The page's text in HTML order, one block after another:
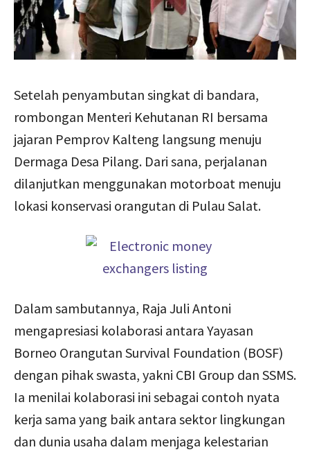
Setelah penyambutan singkat di bandara,
rombongan Menteri Kehutanan RI bersama
jajaran Pemprov Kalteng langsung menuju
Dermaga Desa Pilang. Dari sana, perjalanan
dilanjutkan menggunakan motorboat menuju
lokasi konservasi orangutan di Pulau Salat.
Dalam sambutannya, Raja Juli Antoni
mengapresiasi kolaborasi antara Yayasan
Borneo Orangutan Survival Foundation (BOSF)
dengan pihak swasta, yakni CBI Group dan SSMS.
Ia menilai kolaborasi ini sebagai contoh nyata
kerja sama yang baik antara sektor lingkungan
dan dunia usaha dalam menjaga kelestarian